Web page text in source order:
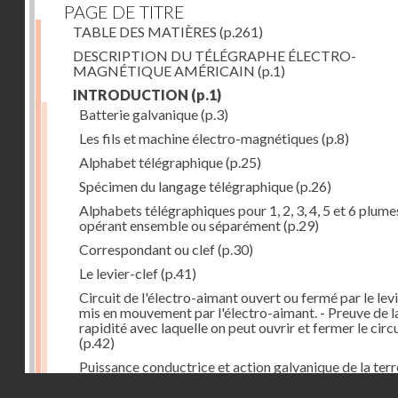
PAGE DE TITRE
TABLE DES MATIÈRES (p.261)
DESCRIPTION DU TÉLÉGRAPHE ÉLECTRO-
MAGNÉTIQUE AMÉRICAIN (p.1)
INTRODUCTION (p.1)
Batterie galvanique(p.3)
Les fils et machine électro-magnétiques (p.8)
Alphabet télégraphique(p.25)
Spécimen du langage télégraphique(p.26)
Alphabets télégraphiques pour 1, 2, 3, 4, 5 et 6
opérant ensemble ou séparément(p.29)
Correspondant ou clef(p.30)
Le levier-clef(p.41)
Circuit de l'électro-aimant ouvert ou fermé par le
mis en mouvement par l'électro-aimant. - Preuve de
rapidité avec laquelle on peut ouvrir et fermer le
(p.42)
Puissance conductrice et action galvanique de la